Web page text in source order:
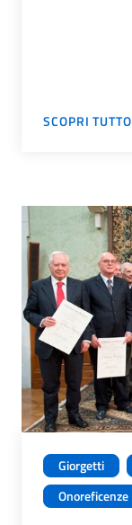
SCOPRI TUTTO
Giorgetti
Onoreficenze